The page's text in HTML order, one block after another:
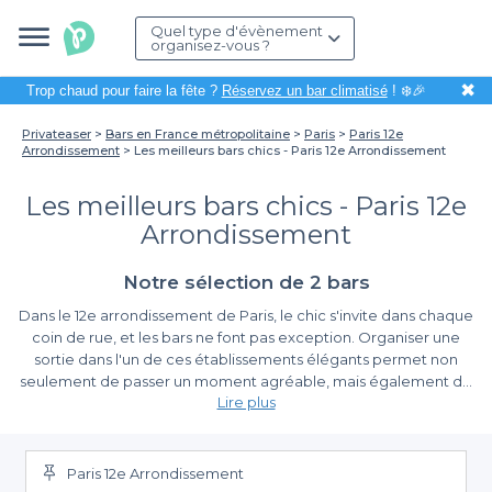
Quel type d'évènement
organisez-vous ?
Trop chaud pour faire la fête ? Réservez un bar climatisé! ❄️🎉 ✖
Privateaser Bars en France métropolitaine Paris
Paris 12e
Arrondissement
Les meilleurs bars chics - Paris 12e Arrondissement
Les meilleurs bars chics - Paris 12e
Arrondissement
Notre sélection de 2 bars
Dans le 12e arrondissement de Paris, le chic s'invite dans chaque
coin de rue, et les bars ne font pas exception. Organiser une
sortie dans l'un de ces établissements élégants permet non
seulement de passer un moment agréable, mais également de
profiter d'une atmosphère raffinée et d'une carte des boissons
anniversaire ou un rendez-vous entre amis, choisir le bon bar est
essentiel pour marquer les esprits.
Découvrez la simplicité de la réservation avec
Privateaser
Lire plus
Paris 12e Arrondissement